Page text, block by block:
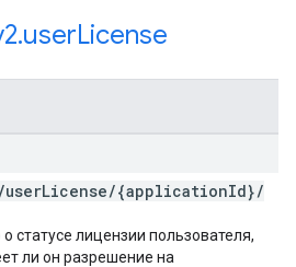
.userLicense
/userLicense/{applicationId}/
статусе лицензии пользователя,
ли он разрешение на